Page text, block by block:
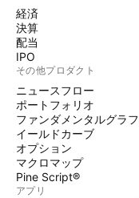
経済
決算
配当
IPO
その他プロダクト
ニュースフロー
ポートフォリオ
ファンダメンタルグラフ
イールドカーブ
オプション
マクロマップ
Pine Script®
アプリ